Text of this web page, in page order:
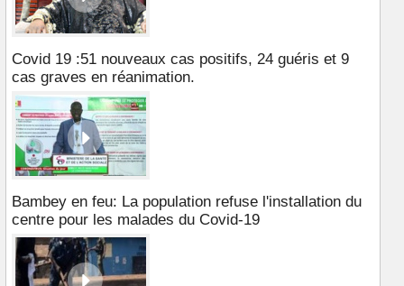
Covid 19 :51 nouveaux cas positifs, 24 guéris et 9
cas graves en réanimation.
Bambey en feu: La population refuse l'installation du
centre pour les malades du Covid-19